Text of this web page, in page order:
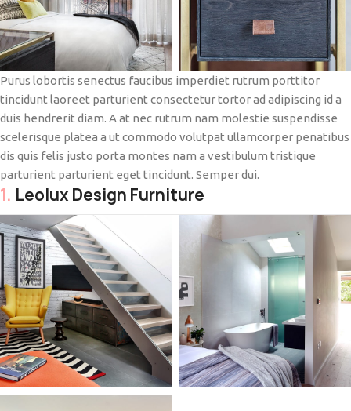
Purus lobortis senectus faucibus imperdiet rutrum porttitor
tincidunt laoreet parturient consectetur tortor ad adipiscing id a
duis hendrerit diam. A at nec rutrum nam molestie suspendisse
scelerisque platea a ut commodo volutpat ullamcorper penatibus
dis quis felis justo porta montes nam a vestibulum tristique
parturient parturient eget tincidunt. Semper dui.
1. Leolux Design Furniture